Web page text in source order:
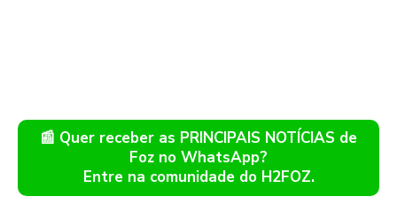
📰 Quer receber as PRINCIPAIS NOTÍCIAS de
Foz no WhatsApp?
Entre na comunidade do H2FOZ.